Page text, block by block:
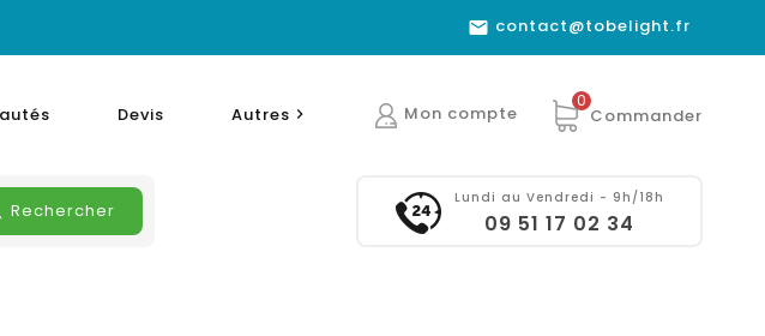
 contact@tobelight.fr
Devis Autres  Commander
0
Mon compte
Lundi au Vendredi - 9h/18h
09 51 17 02 34
Rechercher